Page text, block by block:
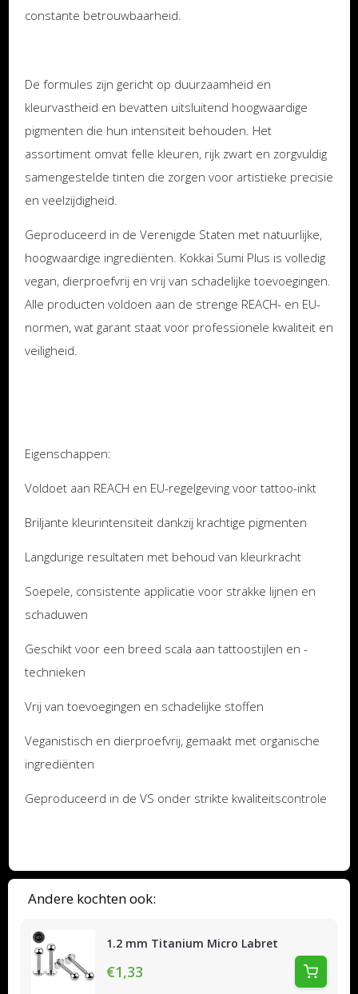
Andere kochten ook:
1.2 mm Titanium Micro Labret
€1,33
constante betrouwbaarheid.
De formules zijn gericht op duurzaamheid en
kleurvastheid en bevatten uitsluitend hoogwaardige
pigmenten die hun intensiteit behouden. Het
assortiment omvat felle kleuren, rijk zwart en zorgvuldig
samengestelde tinten die zorgen voor artistieke precisie
en veelzijdigheid.
Geproduceerd in de Verenigde Staten met natuurlijke,
hoogwaardige ingrediënten. Kokkai Sumi Plus is volledig
vegan, dierproefvrij en vrij van schadelijke toevoegingen.
Alle producten voldoen aan de strenge REACH- en EU-
normen, wat garant staat voor professionele kwaliteit en
veiligheid.
Eigenschappen:
Voldoet aan REACH en EU-regelgeving voor tattoo-inkt
Briljante kleurintensiteit dankzij krachtige pigmenten
Langdurige resultaten met behoud van kleurkracht
Soepele, consistente applicatie voor strakke lijnen en
schaduwen
Geschikt voor een breed scala aan tattoostijlen en -
technieken
Vrij van toevoegingen en schadelijke stoffen
Veganistisch en dierproefvrij, gemaakt met organische
ingrediënten
Geproduceerd in de VS onder strikte kwaliteitscontrole